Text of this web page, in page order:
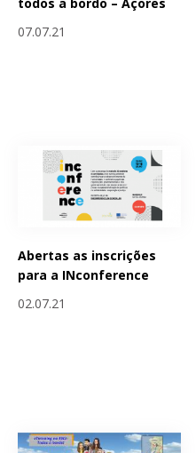
07.07.21
Abertas as inscrições
para a INconference
02.07.21